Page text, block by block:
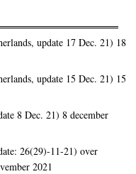
update 17 Dec. 21) 18
update 15 Dec. 21) 15
8 Dec. 21) 8 december
26(29)-11-21) over
2021